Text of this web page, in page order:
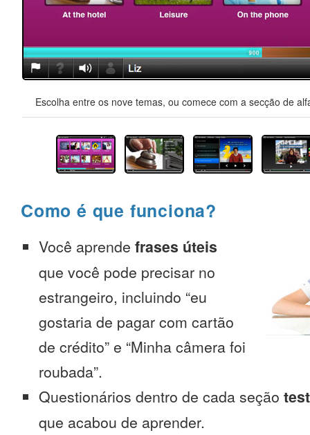
Escolha entre os nove temas, ou comece com a secção de
Como é que funciona?
Você aprende frases úteis
que você pode precisar no
estrangeiro, incluindo “eu
gostaria de pagar com cartão
de crédito” e “Minha câmera foi
roubada”.
Questionários dentro de cada seção
que acabou de aprender.